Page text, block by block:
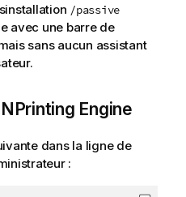
/passive
avec une barre de
sans aucun assistant
Engine
dans la ligne de
: